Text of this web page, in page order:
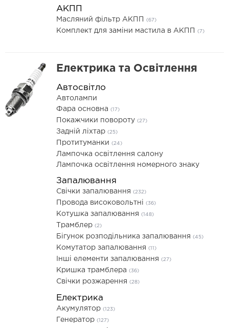
АКПП
Масляний фільтр АКПП (67)
Комплект для заміни мастила в АКПП (7)
Електрика та Освітлення
Автосвітло
Автолампи
Фара основна (17)
Покажчики повороту (27)
Задній ліхтар (25)
Протитуманки (24)
Лампочка освітлення салону
Лампочка освітлення номерного знаку
Запалювання
Свічки запалювання (232)
Провода високовольтні (36)
Котушка запалювання (148)
Трамблер (2)
Бігунок розподільника запалювання (45)
Комутатор запалювання (11)
Інші елементи запалювання (27)
Кришка трамблера (36)
Свічки розжарення (28)
Електрика
Акумулятор (123)
Генератор (127)